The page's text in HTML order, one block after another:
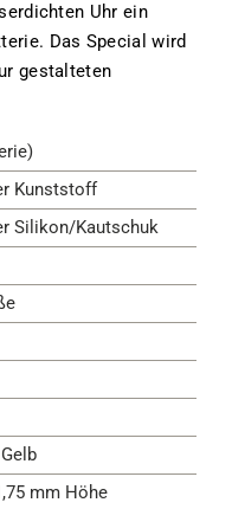
Uhr ein
Das Special wird
gestalteten
Kunststoff
Silikon/Kautschuk
mm Höhe